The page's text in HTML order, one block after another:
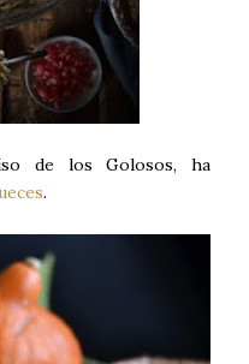
de los Golosos, ha
.